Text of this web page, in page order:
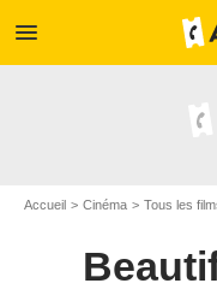
menu
Accueil Cinéma Tous les